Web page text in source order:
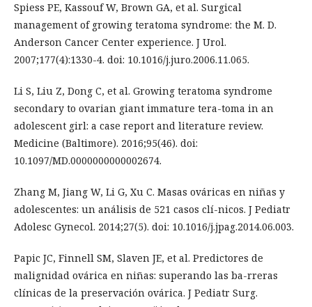
Spiess PE, Kassouf W, Brown GA, et al. Surgical
management of growing teratoma syndrome: the M. D.
Anderson Cancer Center experience. J Urol.
2007;177(4):1330-4. doi: 10.1016/j.juro.2006.11.065.
Li S, Liu Z, Dong C, et al. Growing teratoma syndrome
secondary to ovarian giant immature tera-toma in an
adolescent girl: a case report and literature review.
Medicine (Baltimore). 2016;95(46). doi:
10.1097/MD.0000000000002674.
Zhang M, Jiang W, Li G, Xu C. Masas ováricas en niñas y
adolescentes: un análisis de 521 casos clí-nicos. J Pediatr
Adolesc Gynecol. 2014;27(5). doi: 10.1016/j.jpag.2014.06.003.
Papic JC, Finnell SM, Slaven JE, et al. Predictores de
malignidad ovárica en niñas: superando las ba-rreras
clínicas de la preservación ovárica. J Pediatr Surg.